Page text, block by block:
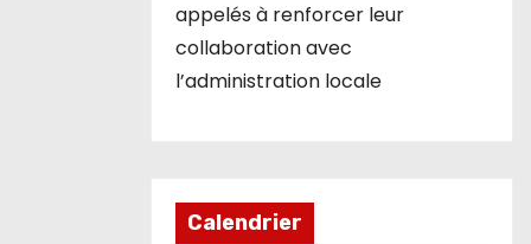
appelés à renforcer leur
collaboration avec
l’administration locale
Calendrier